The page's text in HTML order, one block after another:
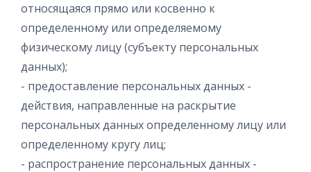
относящаяся прямо или косвенно к
определенному или определяемому
физическому лицу (субъекту персональных
данных);
- предоставление персональных данных -
действия, направленные на раскрытие
персональных данных определенному лицу или
определенному кругу лиц;
- распространение персональных данных -